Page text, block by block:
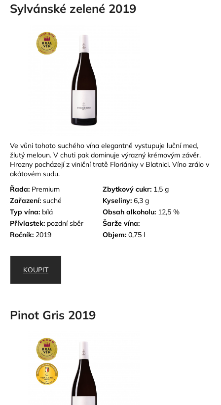
Sylvánské zelené 2019
Ve vůni tohoto suchého vína elegantně vystupuje luční med,
žlutý meloun. V chuti pak dominuje výrazný krémovým závěr.
Hrozny pocházejí z viniční tratě Floriánky v Blatnici. Víno zrálo v
akátovém sudu.
Řada: Premium Zbytkový cukr: 1,5 g
Zařazení: suché Kyseliny: 6,3 g
Typ vína: bílá Obsah alkoholu: 12,5 %
Přívlastek: pozdní sběr
Šarže vína:
Ročník: 2019 Objem: 0,75 l
KOUPIT
Pinot Gris 2019